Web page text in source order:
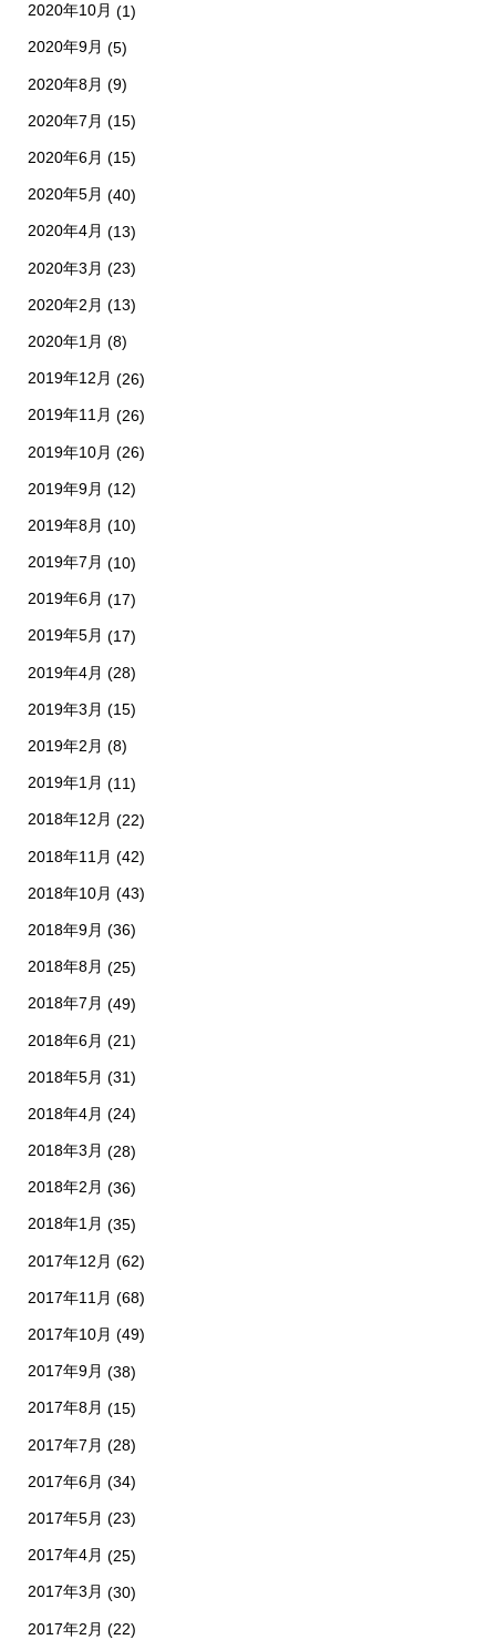
2020年10月 (1)
2020年9月 (5)
2020年8月 (9)
2020年7月 (15)
2020年6月 (15)
2020年5月 (40)
2020年4月 (13)
2020年3月 (23)
2020年2月 (13)
2020年1月 (8)
2019年12月 (26)
2019年11月 (26)
2019年10月 (26)
2019年9月 (12)
2019年8月 (10)
2019年7月 (10)
2019年6月 (17)
2019年5月 (17)
2019年4月 (28)
2019年3月 (15)
2019年2月 (8)
2019年1月 (11)
2018年12月 (22)
2018年11月 (42)
2018年10月 (43)
2018年9月 (36)
2018年8月 (25)
2018年7月 (49)
2018年6月 (21)
2018年5月 (31)
2018年4月 (24)
2018年3月 (28)
2018年2月 (36)
2018年1月 (35)
2017年12月 (62)
2017年11月 (68)
2017年10月 (49)
2017年9月 (38)
2017年8月 (15)
2017年7月 (28)
2017年6月 (34)
2017年5月 (23)
2017年4月 (25)
2017年3月 (30)
2017年2月 (22)